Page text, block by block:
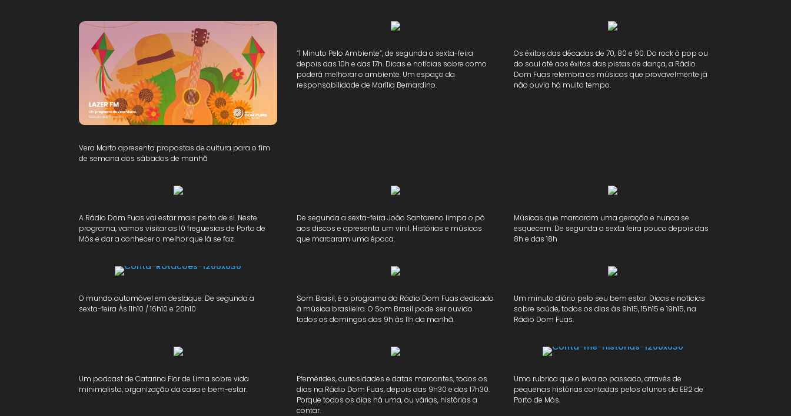
Vera Marto apresenta propostas de cultura para o fim
de semana aos sábados de manhã
“1 Minuto Pelo Ambiente”, de segunda a sexta-feira
depois das 10h e das 17h. Dicas e notícias sobre como
poderá melhorar o ambiente. Um espaço da
responsabilidade de Marília Bernardino.
Os êxitos das décadas de 70, 80 e 90. Do rock à pop ou
do soul até aos êxitos das pistas de dança, a Rádio
Dom Fuas relembra as músicas que provavelmente já
não ouvia há muito tempo.
A Rádio Dom Fuas vai estar mais perto de si. Neste
programa, vamos visitar as 10 freguesias de Porto de
Mós e dar a conhecer o melhor que lá se faz.
De segunda a sexta-feira João Santareno limpa o pó
aos discos e apresenta um vinil. Histórias e músicas
que marcaram uma época.
Músicas que marcaram uma geração e nunca se
esquecem. De segunda a sexta feira pouco depois das
8h e das 18h
O mundo automóvel em destaque. De segunda a
sexta-feira Às 11h10 / 16h10 e 20h10
Som Brasil, é o programa da Rádio Dom Fuas dedicado
à música brasileira. O Som Brasil pode ser ouvido
todos os domingos das 9h às 11h da manhã.
Um minuto diário pelo seu bem estar. Dicas e notícias
sobre saúde, todos os dias às 9h15, 15h15 e 19h15, na
Rádio Dom Fuas.
Um podcast de Catarina Flor de Lima sobre vida
minimalista, organização da casa e bem-estar.
Efemérides, curiosidades e datas marcantes, todos os
dias na Rádio Dom Fuas, depois das 9h30 e das 17h30.
Porque todos os dias há uma, ou várias, histórias a
contar.
Uma rubrica que o leva ao passado, através de
pequenas histórias contadas pelos alunos da EB2 de
Porto de Mós.